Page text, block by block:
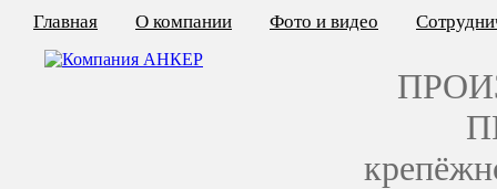
Главная О компании Фото и видео